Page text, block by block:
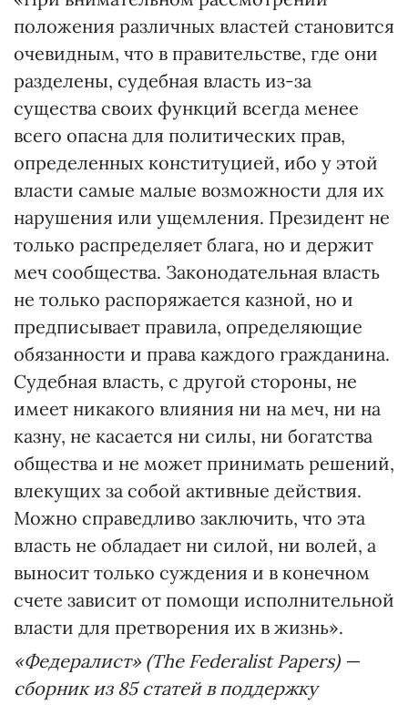
положения различных властей становится
очевидным, что в правительстве, где они
разделены, судебная власть из-за
существа своих функций всегда менее
всего опасна для политических прав,
определенных конституцией, ибо у этой
власти самые малые возможности для их
нарушения или ущемления. Президент не
только распределяет блага, но и держит
меч сообщества. Законодательная власть
не только распоряжается казной, но и
предписывает правила, определяющие
обязанности и права каждого гражданина.
Судебная власть, с другой стороны, не
имеет никакого влияния ни на меч, ни на
казну, не касается ни силы, ни богатства
общества и не может принимать решений,
влекущих за собой активные действия.
Можно справедливо заключить, что эта
власть не обладает ни силой, ни волей, а
выносит только суждения и в конечном
счете зависит от помощи исполнительной
власти для претворения их в жизнь».
«Федералист» (The Federalist Papers) —
сборник из 85 статей в поддержку